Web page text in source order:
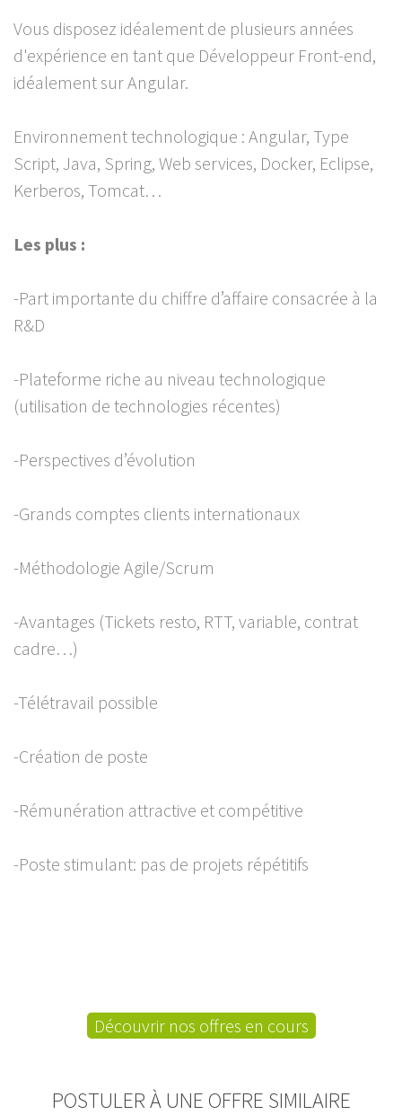
Vous disposez idéalement de plusieurs années
d'expérience en tant que Développeur Front-end,
idéalement sur Angular.
Environnement technologique : Angular, Type
Script, Java, Spring, Web services, Docker, Eclipse,
Kerberos, Tomcat…
Les plus :
-Part importante du chiffre d’affaire consacrée à la
R&D
-Plateforme riche au niveau technologique
(utilisation de technologies récentes)
-Perspectives d’évolution
-Grands comptes clients internationaux
-Méthodologie Agile/Scrum
-Avantages (Tickets resto, RTT, variable, contrat
cadre…)
-Télétravail possible
-Création de poste
-Rémunération attractive et compétitive
-Poste stimulant: pas de projets répétitifs
Découvrir nos offres en cours
POSTULER À UNE OFFRE SIMILAIRE